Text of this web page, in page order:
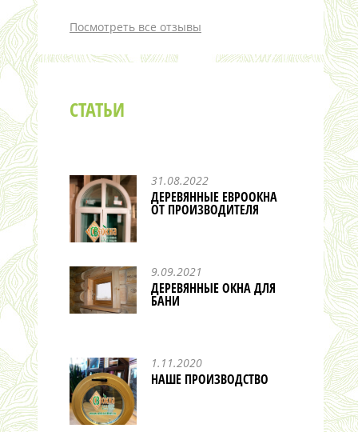
Посмотреть все отзывы
СТАТЬИ
31.08.2022
ДЕРЕВЯННЫЕ ЕВРООКНА
ОТ ПРОИЗВОДИТЕЛЯ
9.09.2021
ДЕРЕВЯННЫЕ ОКНА ДЛЯ
БАНИ
1.11.2020
НАШЕ ПРОИЗВОДСТВО